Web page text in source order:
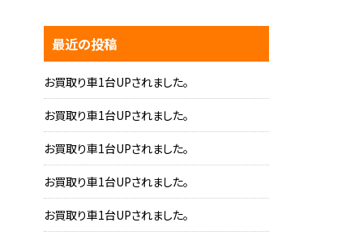
最近の投稿
お買取り車1台UPされました。
お買取り車1台UPされました。
お買取り車1台UPされました。
お買取り車1台UPされました。
お買取り車1台UPされました。